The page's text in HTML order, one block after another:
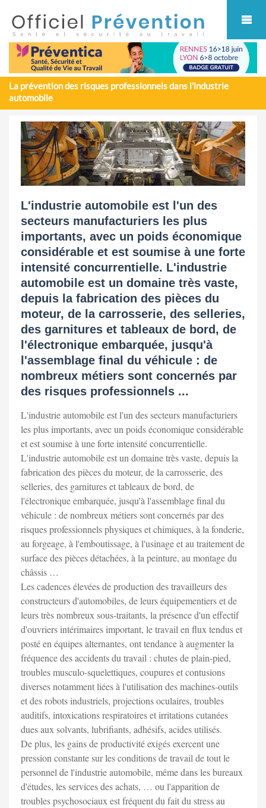
La prévention des risques professionnels dans l'industrie
automobile
L'industrie automobile est l'un des
secteurs manufacturiers les plus
importants, avec un poids économique
considérable et est soumise à une forte
intensité concurrentielle. L'industrie
automobile est un domaine très vaste,
depuis la fabrication des pièces du
moteur, de la carrosserie, des selleries,
des garnitures et tableaux de bord, de
l'électronique embarquée, jusqu'à
l'assemblage final du véhicule : de
nombreux métiers sont concernés par
des risques professionnels ...
L'industrie automobile est l'un des secteurs manufacturiers
les plus importants, avec un poids économique considérable
et est soumise à une forte intensité concurrentielle.
L'industrie automobile est un domaine très vaste, depuis la
fabrication des pièces du moteur, de la carrosserie, des
selleries, des garnitures et tableaux de bord, de
l'électronique embarquée, jusqu'à l'assemblage final du
véhicule : de nombreux métiers sont concernés par des
risques professionnels physiques et chimiques, à la fonderie,
au forgeage, à l'emboutissage, à l'usinage et au traitement de
surface des pièces détachées, à la peinture, au montage du
châssis …
Les cadences élevées de production des travailleurs des
constructeurs d'automobiles, de leurs équipementiers et de
leurs très nombreux sous-traitants, la présence d'un effectif
d'ouvriers intérimaires important, le travail en flux tendus et
posté en équipes alternantes, ont tendance à augmenter la
fréquence des accidents du travail : chutes de plain-pied,
troubles musculo-squelettiques, coupures et contusions
diverses notamment liées à l'utilisation des machines-outils
et des robots industriels, projections oculaires, troubles
auditifs, intoxications respiratoires et irritations cutanées
dues aux solvants, lubrifiants, adhésifs, acides utilisés.
De plus, les gains de productivité exigés exercent une
pression constante sur les conditions de travail de tout le
personnel de l'industrie automobile, même dans les bureaux
d'études, les services des achats, … ou l'apparition de
troubles psychosociaux est fréquent du fait du stress au